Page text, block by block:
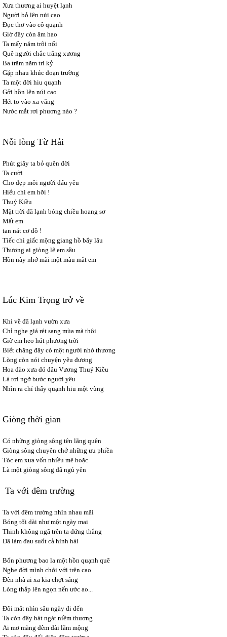
Xưa thương ai huyệt lạnh
Người bỏ lên núi cao
Đọc thơ vào cô quạnh
Giờ đây còn âm hao
Ta mấy năm trôi nổi
Quê người chắc trắng xương
Ba trăm năm tri kỷ
Gặp nhau khúc đoạn trường
Ta một đời hiu quạnh
Gởi hồn lên núi cao
Hét to vào xa vắng
Nước mắt rơi phương nào ?
Nỗi lòng Từ Hải
Phút giây ta bỏ quên đời
Ta cười
Cho đẹp môi người dấu yêu
Hiểu chi em hỡi !
Thuý Kiều
Mặt trời đã lạnh bóng chiều hoang sơ
Mất em
tan nát cơ đồ !
Tiếc chi giấc mộng giang hồ bấy lâu
Thương ai giòng lệ em sầu
Hồn này nhớ mãi một màu mắt em
Lúc Kim Trọng trở về
Khi về đã lạnh vườn xưa
Chỉ nghe giá rét sang mùa mà thôi
Giờ em heo hút phương trời
Biết chăng đây có một người nhớ thương
Lòng còn nói chuyện yêu đương
Hoa đào xưa đó đâu Vương Thuý Kiều
Lá rơi ngỡ bước người yêu
Nhìn ra chỉ thấy quạnh hiu một vùng
Giòng thời gian
Có những giòng sông tên lãng quên
Giòng sông chuyên chở những ưu phiền
Tóc em xưa vốn nhiều mê hoặc
Là một giòng sông đã ngủ yên
Ta với đêm trường
Ta với đêm trường nhìn nhau mãi
Bóng tối dài như một ngày mai
Thinh không ngã trên ta đứng thẳng
Đã làm đau suốt cả hình hài
Bốn phương bao la một hồn quạnh quẽ
Nghe đời mình chới với trên cao
Đèn nhà ai xa kia chợt sáng
Lòng thắp lên ngọn nến ước ao...
Đôi mắt nhìn sâu ngày đi đến
Ta còn đây bát ngát niềm thương
Ai mơ màng đêm dài lắm mộng